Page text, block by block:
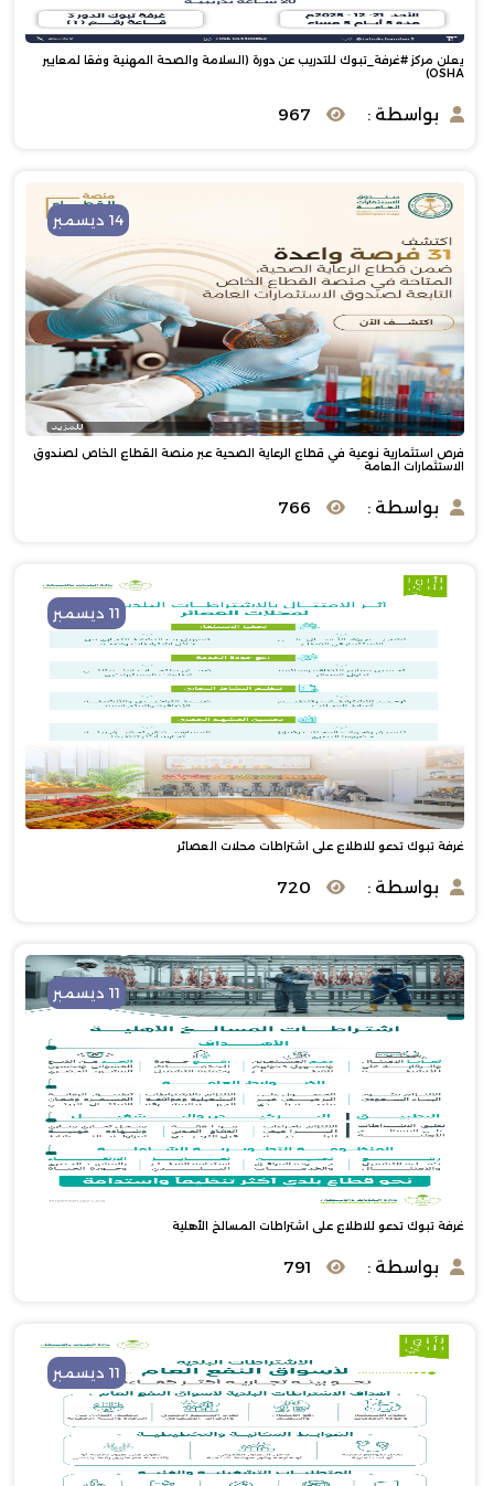
يعلن مركز #غرفة_تبوك للتدريب عن دورة (السلامة والصحة المهنية وفقا لمعايير
OSHA)
بواسطة : 967
14 ديسمبر
فرص استثمارية نوعية في قطاع الرعاية الصحية عبر منصة القطاع الخاص لصندوق
الاستثمارات العامة
بواسطة : 766
11 ديسمبر
غرفة تبوك تدعو للاطلاع على اشتراطات محلات العصائر
بواسطة : 720
11 ديسمبر
غرفة تبوك تدعو للاطلاع على اشتراطات المسالخ الأهلية
بواسطة : 791
11 ديسمبر